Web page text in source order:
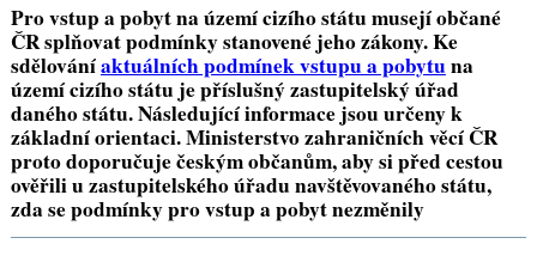
Pro vstup a pobyt na území cizího státu musejí občané
ČR splňovat podmínky stanovené jeho zákony. Ke
sdělováníaktuálních podmínek vstupu a pobytuna
území cizího státu je příslušný zastupitelský úřad
daného státu. Následující informace jsou určeny k
základní orientaci. Ministerstvo zahraničních věcí ČR
proto doporučuje českým občanům, aby si před cestou
ověřili u zastupitelského úřadu navštěvovaného státu,
zda se podmínky pro vstup a pobyt nezměnily